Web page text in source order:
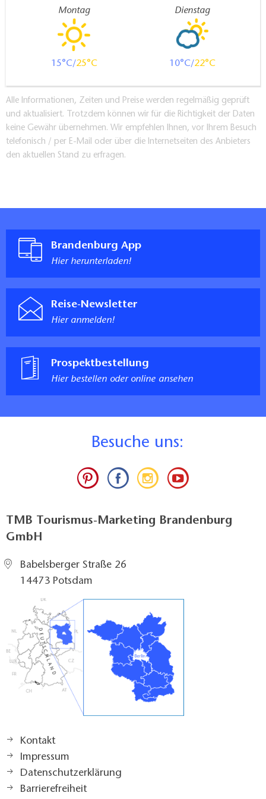
Montag
15 25
Dienstag
10 22
Alle Informationen, Zeiten und Preise werden regelmäßig geprüft
und aktualisiert. Trotzdem können wir für die Richtigkeit der Daten
keine Gewähr übernehmen. Wir empfehlen Ihnen, vor Ihrem Besuch
telefonisch / per E-Mail oder über die Internetseiten des Anbieters
den aktuellen Stand zu erfragen.
Brandenburg App
Hier herunterladen!
Reise-Newsletter
Hier anmelden!
Prospektbestellung
Hier bestellen oder online ansehen
Besuche uns:
TMB Tourismus-Marketing Brandenburg
GmbH
Babelsberger Straße 26
14473 Potsdam
Kontakt
Impressum
Datenschutzerklärung
Barrierefreiheit